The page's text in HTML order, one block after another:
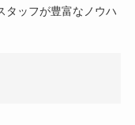
タッフが豊富なノウハ